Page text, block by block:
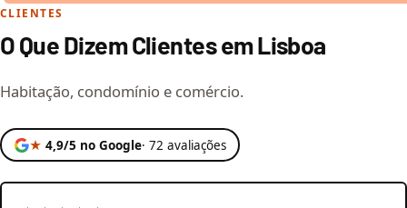
CLIENTES
O Que Dizem Clientes em Lisboa
Habitação, condomínio e comércio.
★ 4,9/5 no Google· 72 avaliações